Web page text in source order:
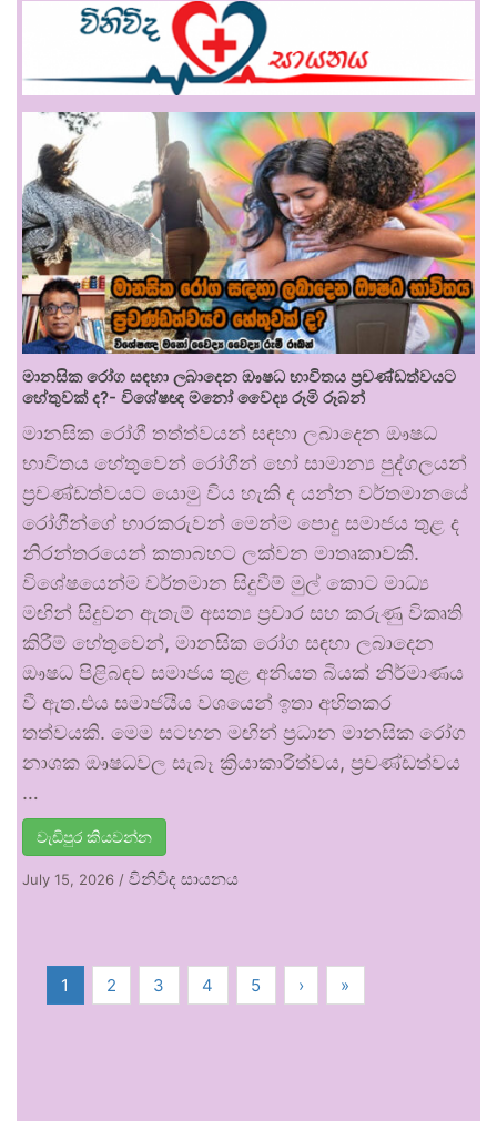
මානසික රෝග සඳහා ලබාදෙන ඖෂධ භාවිතය ප්‍රචණ්ඩත්වයට
හේතුවක් ද?- විශේෂඥ මනෝ වෛද්‍ය රූමි රූබන්
මානසික රෝගී තත්ත්වයන් සඳහා ලබාදෙන ඖෂධ
භාවිතය හේතුවෙන් රෝගීන් හෝ සාමාන්‍ය පුද්ගලයන්
ප්‍රචණ්ඩත්වයට යොමු විය හැකි ද යන්න වර්තමානයේ
රෝගීන්ගේ භාරකරුවන් මෙන්ම පොදු සමාජය තුළ ද
නිරන්තරයෙන් කතාබහට ලක්වන මාතෘකාවකි.
විශේෂයෙන්ම වර්තමාන සිදුවීම් මුල් කොට මාධ්‍ය
මඟින් සිදුවන ඇතැම් අසත්‍ය ප්‍රචාර සහ කරුණු විකෘති
කිරීම් හේතුවෙන්, මානසික රෝග සඳහා ලබාදෙන
ඖෂධ පිළිබඳව සමාජය තුළ අනියත බියක් නිර්මාණය
වී ඇත.එය සමාජයීය වශයෙන් ඉතා අහිතකර
තත්වයකි. මෙම සටහන මඟින් ප්‍රධාන මානසික රෝග
නාශක ඖෂධවල සැබෑ ක්‍රියාකාරීත්වය, ප්‍රචණ්ඩත්වය
…
වැඩිපුර කියවන්න
July 15, 2026 / විනිවිද සායනය
1 2 3 4 5 › »